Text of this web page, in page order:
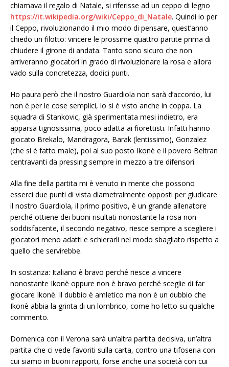
chiamava il regalo di Natale, si riferisse ad un ceppo di legno
https://it.wikipedia.org/wiki/Ceppo_di_Natale. Quindi io per
il Ceppo, rivoluzionando il mio modo di pensare, quest’anno
chiedo un filotto: vincere le prossime quattro partite prima di
chiudere il girone di andata. Tanto sono sicuro che non
arriveranno giocatori in grado di rivoluzionare la rosa e allora
vado sulla concretezza, dodici punti.
Ho paura però che il nostro Guardiola non sarà d’accordo, lui
non è per le cose semplici, lo si è visto anche in coppa. La
squadra di Stankovic, già sperimentata mesi indietro, era
apparsa tignosissima, poco adatta ai fiorettisti. Infatti hanno
giocato Brekalo, Mandragora, Barak (lentissimo), Gonzalez
(che si è fatto male), poi al suo posto Ikonè e il povero Beltran
centravanti da pressing sempre in mezzo a tre difensori.
Alla fine della partita mi è venuto in mente che possono
esserci due punti di vista diametralmente opposti per giudicare
il nostro Guardiola, il primo positivo, è un grande allenatore
perché ottiene dei buoni risultati nonostante la rosa non
soddisfacente, il secondo negativo, riesce sempre a scegliere i
giocatori meno adatti e schierarli nel modo sbagliato rispetto a
quello che servirebbe.
In sostanza: Italiano è bravo perché riesce a vincere
nonostante Ikonè oppure non è bravo perché sceglie di far
giocare Ikonè. Il dubbio è amletico ma non è un dubbio che
Ikonè abbia la grinta di un lombrico, come ho letto su qualche
commento.
Domenica con il Verona sarà un’altra partita decisiva, un’altra
partita che ci vede favoriti sulla carta, contro una tifoseria con
cui siamo in buoni rapporti, forse anche una società con cui